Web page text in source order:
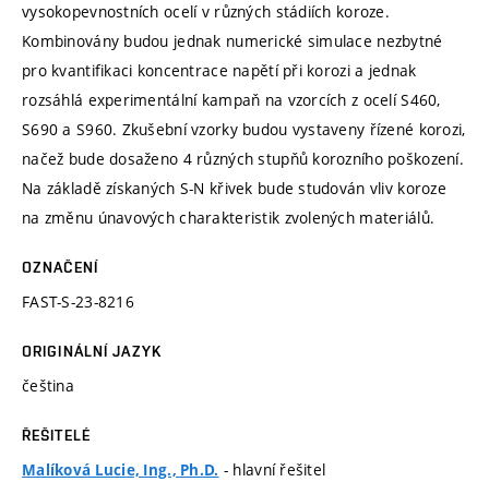
vysokopevnostních ocelí v různých stádiích koroze.
Kombinovány budou jednak numerické simulace nezbytné
pro kvantifikaci koncentrace napětí při korozi a jednak
rozsáhlá experimentální kampaň na vzorcích z ocelí S460,
S690 a S960. Zkušební vzorky budou vystaveny řízené korozi,
načež bude dosaženo 4 různých stupňů korozního poškození.
Na základě získaných S-N křivek bude studován vliv koroze
na změnu únavových charakteristik zvolených materiálů.
OZNAČENÍ
FAST-S-23-8216
ORIGINÁLNÍ JAZYK
čeština
ŘEŠITELÉ
Malíková Lucie, Ing., Ph.D. - hlavní řešitel